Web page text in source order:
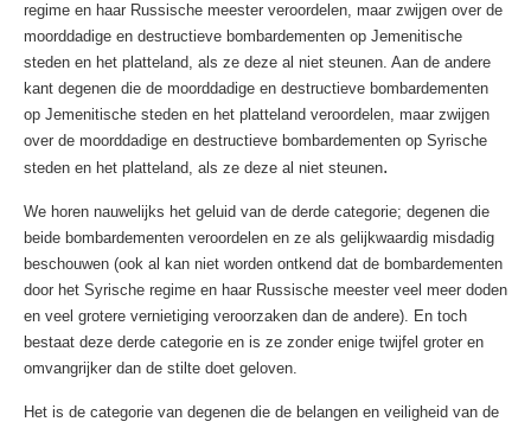
regime en haar Russische meester veroordelen, maar zwijgen over de
moorddadige en destructieve bombardementen op Jemenitische
steden en het platteland, als ze deze al niet steunen. Aan de andere
kant degenen die de moorddadige en destructieve bombardementen
op Jemenitische steden en het platteland veroordelen, maar zwijgen
over de moorddadige en destructieve bombardementen op Syrische
steden en het platteland, als ze deze al niet steunen.
We horen nauwelijks het geluid van de derde categorie; degenen die
beide bombardementen veroordelen en ze als gelijkwaardig misdadig
beschouwen (ook al kan niet worden ontkend dat de bombardementen
door het Syrische regime en haar Russische meester veel meer doden
en veel grotere vernietiging veroorzaken dan de andere). En toch
bestaat deze derde categorie en is ze zonder enige twijfel groter en
omvangrijker dan de stilte doet geloven.
Het is de categorie van degenen die de belangen en veiligheid van de